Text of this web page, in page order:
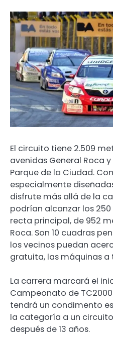
El circuito tiene 2.509
avenidas General Roca
Parque de la Ciudad.
especialmente
disfrute más allá de la
podrían alcanzar los
recta principal, de 952
Roca. Son 10 cuadras
los vecinos puedan
gratuita, las máquinas
La carrera marcará el
Campeonato de TC2000
tendrá un condimento
la categoría a un
después de 13 años.